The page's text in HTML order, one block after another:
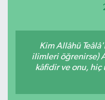
Kim Allâhü
ilimleri öğrenirse)
kâfidir ve onu, hiç
Haber Arşivi